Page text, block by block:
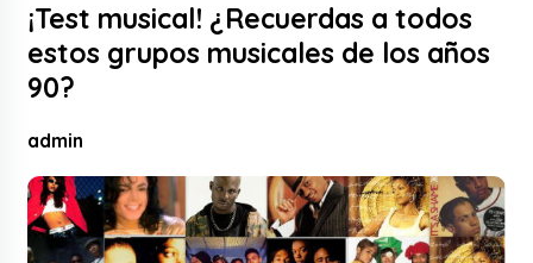
¡Test musical! ¿Recuerdas a todos
estos grupos musicales de los años
90?
admin